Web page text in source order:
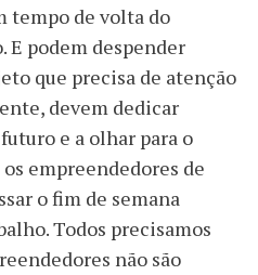
tempo de volta do
podem despender
que precisa de atenção
devem dedicar
e a olhar para o
empreendedores de
o fim de semana
Todos precisamos
não são